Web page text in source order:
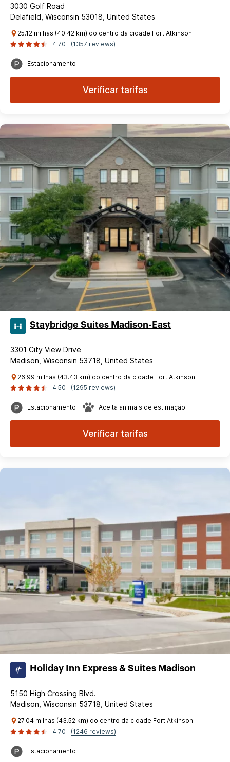
3030 Golf Road
Delafield, Wisconsin 53018, United States
25.12 milhas (40.42 km) do centro da cidade Fort Atkinson
4.70
(1357 reviews)
Estacionamento
Verificar tarifas
Staybridge Suites Madison-East
3301 City View Drive
Madison, Wisconsin 53718, United States
26.99 milhas (43.43 km) do centro da cidade Fort Atkinson
4.50
(1295 reviews)
Estacionamento Aceita animais de estimação
Verificar tarifas
Holiday Inn Express & Suites Madison
5150 High Crossing Blvd.
Madison, Wisconsin 53718, United States
27.04 milhas (43.52 km) do centro da cidade Fort Atkinson
4.70
(1246 reviews)
Estacionamento